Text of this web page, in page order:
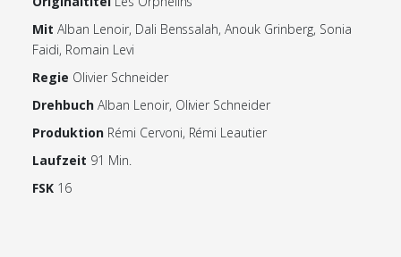
Mit Alban Lenoir, Dali Benssalah, Anouk Grinberg, Sonia
Faidi, Romain Levi
Regie Olivier Schneider
Drehbuch Alban Lenoir, Olivier Schneider
Produktion Rémi Cervoni, Rémi Leautier
Laufzeit 91 Min.
FSK 16